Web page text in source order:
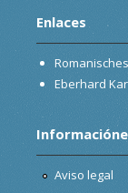
Enlaces
Eberhard
Aviso legal